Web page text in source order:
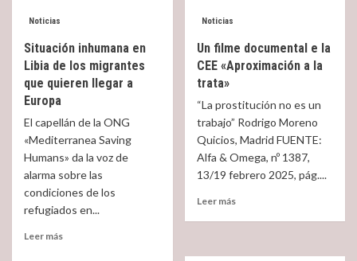
Noticias
Situación inhumana en
Libia de los migrantes
que quieren llegar a
Europa
El capellán de la ONG
«Mediterranea Saving
Humans» da la voz de
alarma sobre las
condiciones de los
refugiados en...
Leer más
Noticias
Un filme documental e la
CEE «Aproximación a la
trata»
“La prostitución no es un
trabajo” Rodrigo Moreno
Quicios, Madrid FUENTE:
Alfa & Omega, nº 1387,
13/19 febrero 2025, pág....
Leer másRead